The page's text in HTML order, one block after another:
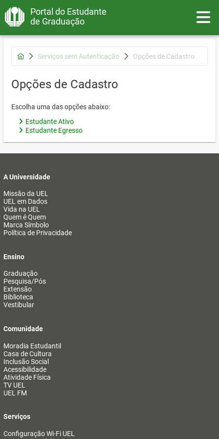
Portal do Estudante
de Graduação
Serviços sem Autenticação Opções de Cadastro
Opções de Cadastro
Escolha uma das opções abaixo:
Estudante Ativo
Estudante Egresso
A Universidade
Missão da UEL
UEL em Dados
Vida na UEL
Quem é Quem
Marca Símbolo
Política de Privacidade
Ensino
Graduação
Pesquisa/Pós
Extensão
Biblioteca
Vestibular
Comunidade
Moradia Estudantil
Casa de Cultura
Inclusão Social
Acessibilidade
Atividade Física
TV UEL
UEL FM
Serviços
Configuração Wi-Fi UEL